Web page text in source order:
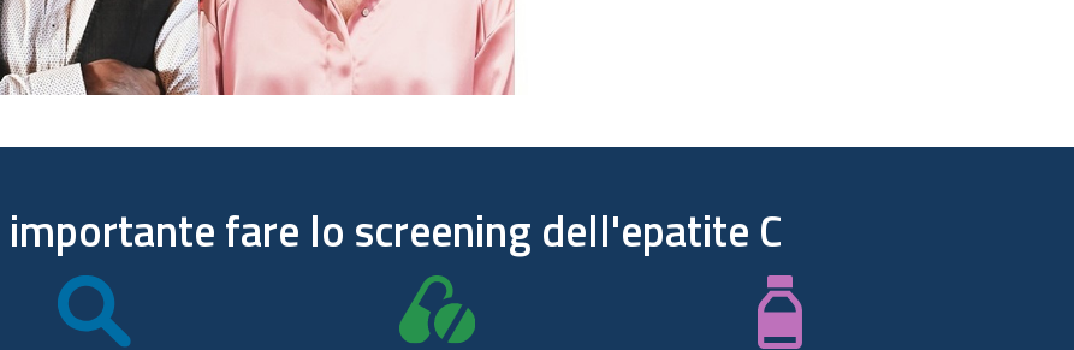
importante fare lo screening dell'epatite C